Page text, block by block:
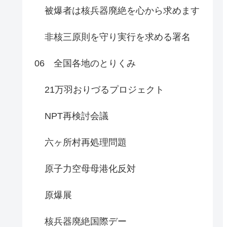
被爆者は核兵器廃絶を心から求めます
非核三原則を守り実行を求める署名
06 全国各地のとりくみ
21万羽おりづるプロジェクト
NPT再検討会議
六ヶ所村再処理問題
原子力空母母港化反対
原爆展
核兵器廃絶国際デー